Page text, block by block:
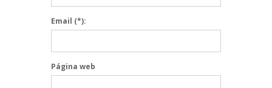
Email (*):
Página web